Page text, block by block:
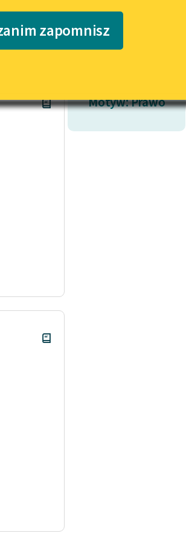
dla
Katalog
Katalog w formacie PDF
zapomnisz
Motyw: Prawo